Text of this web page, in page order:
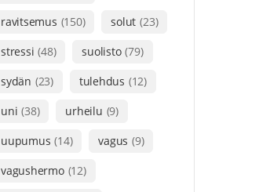
ravitsemus (150) solut (23)
stressi (48) suolisto (79)
sydän (23) tulehdus (12)
uni (38) urheilu (9)
uupumus (14) vagus (9)
vagushermo (12)